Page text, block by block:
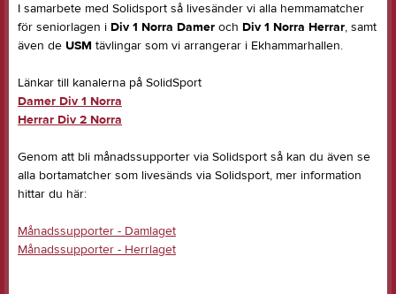
I samarbete med Solidsport så livesänder vi alla hemmamatcher
för seniorlagen i Div 1 Norra Damer och Div 1 Norra Herrar, samt
även de USM tävlingar som vi arrangerar i Ekhammarhallen.
Länkar till kanalerna på SolidSport
Damer Div 1 Norra
Herrar Div 2 Norra
Genom att bli månadssupporter via Solidsport så kan du även se
alla bortamatcher som livesänds via Solidsport, mer information
hittar du här:
Månadssupporter - Damlaget
Månadssupporter - Herrlaget